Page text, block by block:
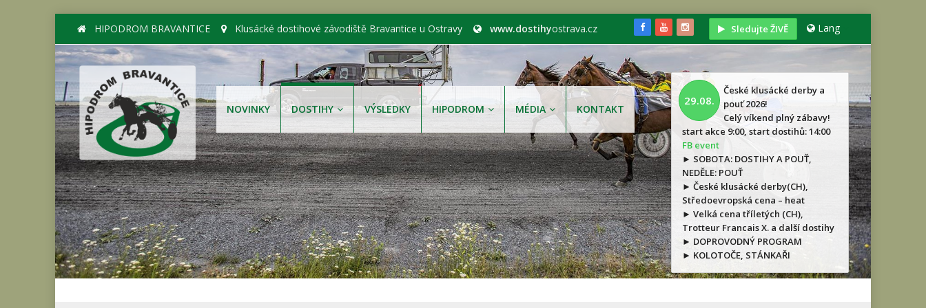
HIPODROM BRAVANTICE Klusácké dostihové závodiště Bravantice u Ostravy www.dostihyostrava.cz Sledujte ŽIVĚ Lang
NOVINKY DOSTIHY VÝSLEDKY HIPODROM MÉDIA KONTAKT
29.08.
České klusácké derby a
pouť 2026!
Celý víkend plný zábavy!
start akce 9:00, start dostihů: 14:00
FB event
► SOBOTA: DOSTIHY A POUŤ,
NEDĚLE: POUŤ
► České klusácké derby(CH),
Středoevropská cena – heat
► Velká cena tříletých (CH),
Trotteur Francais X. a další dostihy
► DOPROVODNÝ PROGRAM
► KOLOTOČE, STÁNKAŘI